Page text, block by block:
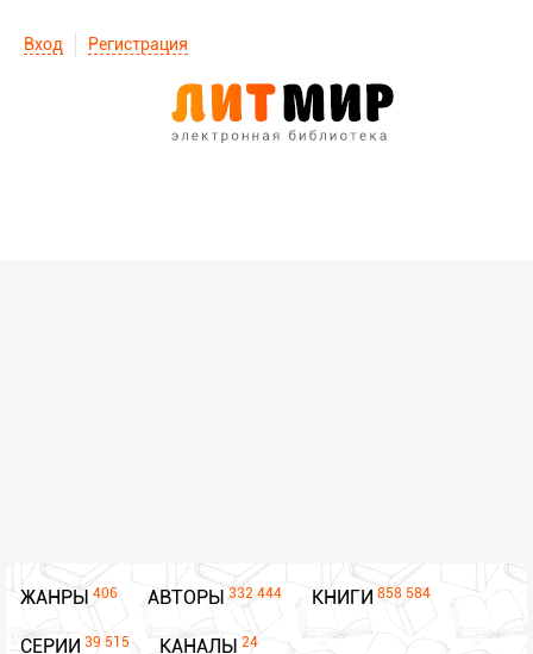
Вход Регистрация
ЖАНРЫ 406 АВТОРЫ 332 444 КНИГИ 858 584
СЕРИИ 39 515 КАНАЛЫ 24